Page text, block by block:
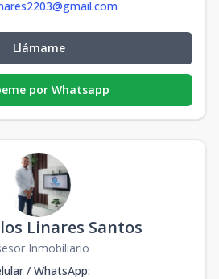
Llámame
por Whatsapp
Linares Santos
Inmobiliario
/ WhatsApp: